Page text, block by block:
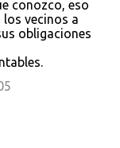
conozco, eso
vecinos a
obligaciones